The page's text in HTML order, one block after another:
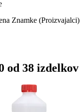
Znamke (Proizvajalci)
od 38 izdelkov